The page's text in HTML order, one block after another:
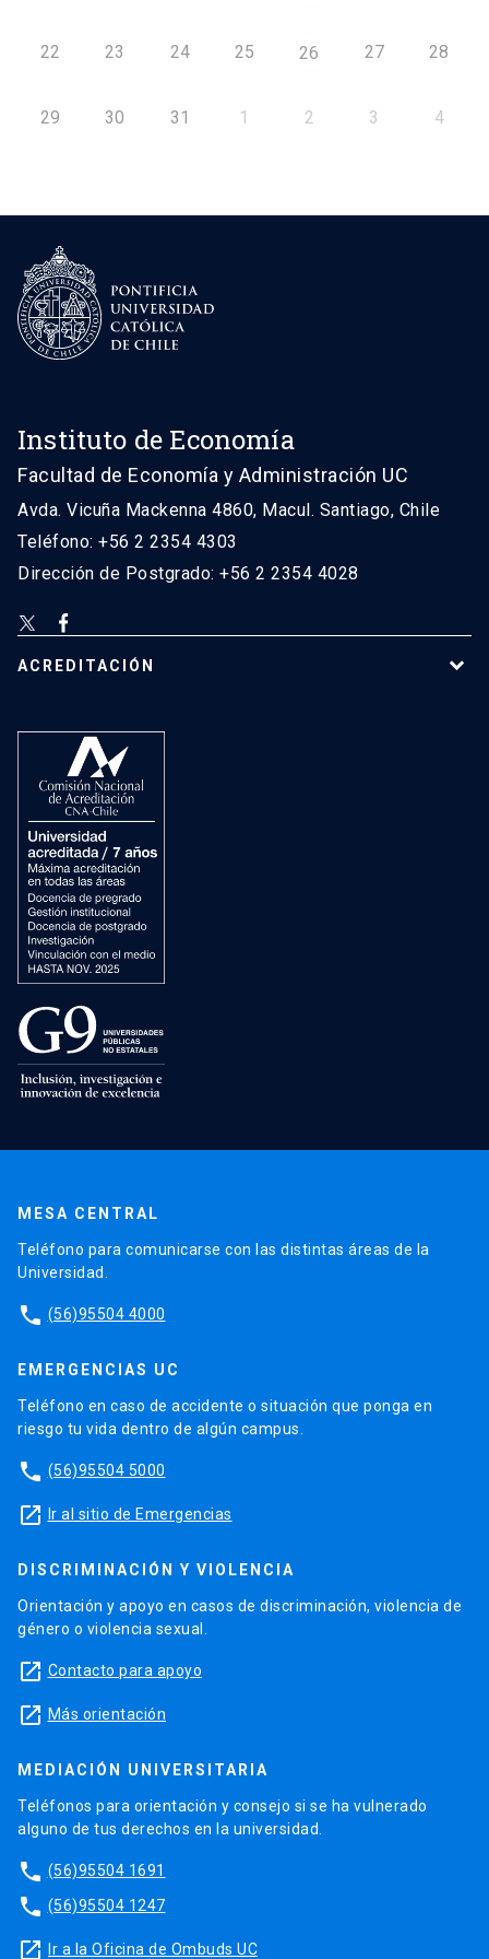
22 23 24 25 26 27 28
29 30 31 1 2 3 4
Instituto de Economía
Facultad de Economía y Administración UC
Avda. Vicuña Mackenna 4860, Macul. Santiago, Chile
Teléfono: +56 2 2354 4303
Dirección de Postgrado: +56 2 2354 4028
ACREDITACIÓN
MESA CENTRAL
Teléfono para comunicarse con las distintas áreas de la
Universidad.
phone (56)95504 4000
EMERGENCIAS UC
Teléfono en caso de accidente o situación que ponga en
riesgo tu vida dentro de algún campus.
phone (56)95504 5000
launch Ir al sitio de Emergencias
DISCRIMINACIÓN Y VIOLENCIA
Orientación y apoyo en casos de discriminación, violencia de
género o violencia sexual.
launch Contacto para apoyo
launch Más orientación
MEDIACIÓN UNIVERSITARIA
Teléfonos para orientación y consejo si se ha vulnerado
alguno de tus derechos en la universidad.
phone (56)95504 1691
phone (56)95504 1247
launch Ir a la Oficina de Ombuds UC